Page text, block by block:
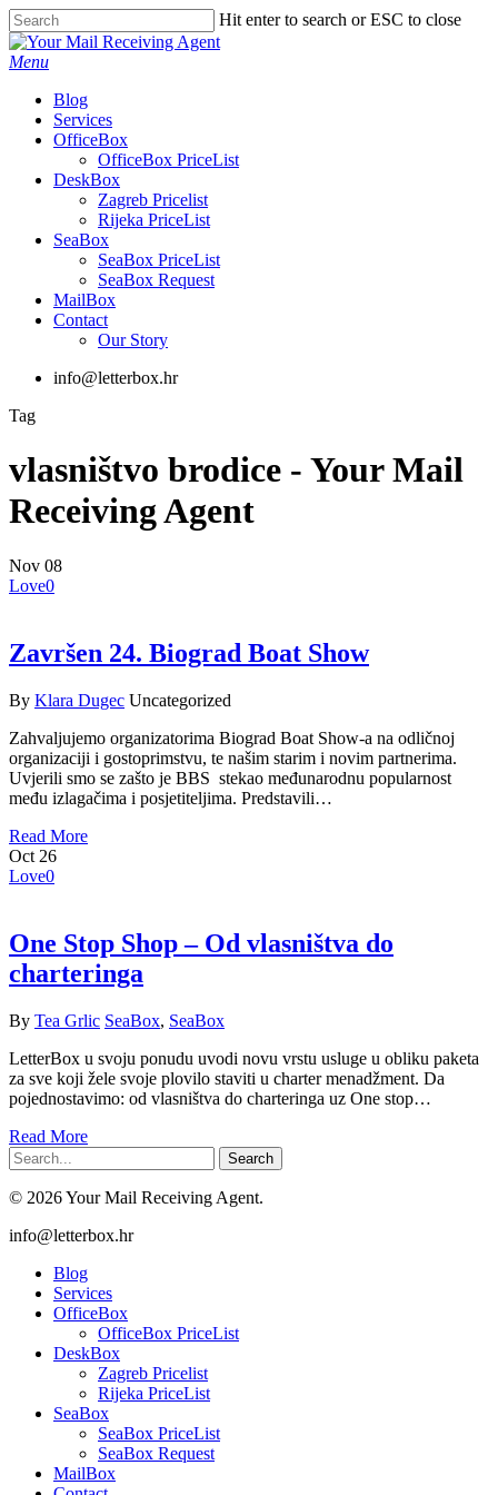
Skip
to
main
Hit enter to search or ESC to close
Close
Search
Menu
Blog
Services
OfficeBox
OfficeBox PriceList
DeskBox
Zagreb Pricelist
Rijeka PriceList
SeaBox
SeaBox PriceList
SeaBox Request
MailBox
Contact
Our Story
info@letterbox.hr
Tag
vlasništvo brodice - Your Mail
Receiving Agent
Nov 08
Love0
Završen 24. Biograd Boat Show
By Klara Dugec Uncategorized
Zahvaljujemo organizatorima Biograd Boat Show-a na odličnoj
organizaciji i gostoprimstvu, te našim starim i novim partnerima.
Uvjerili smo se zašto je BBS stekao međunarodnu popularnost
među izlagačima i posjetiteljima. Predstavili…
Read More
Oct 26
Love0
One Stop Shop – Od vlasništva do
charteringa
By Tea Grlic SeaBox, SeaBox
LetterBox u svoju ponudu uvodi novu vrstu usluge u obliku paketa
za sve koji žele svoje plovilo staviti u charter menadžment. Da
pojednostavimo: od vlasništva do charteringa uz One stop…
Read More
Search
© 2026 Your Mail Receiving Agent.
Close
info@letterbox.hr
Blog
Services
OfficeBox
OfficeBox PriceList
DeskBox
Zagreb Pricelist
Rijeka PriceList
SeaBox
SeaBox PriceList
SeaBox Request
MailBox